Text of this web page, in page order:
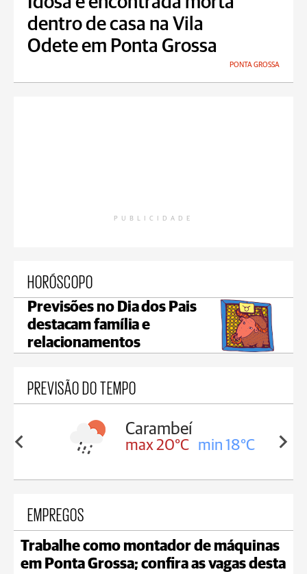
dentro de casa na Vila
Odete em Ponta Grossa
PONTA GROSSA
PUBLICIDADE
HORÓSCOPO
Previsões no Dia dos Pais
destacam família e
relacionamentos
PREVISÃO DO TEMPO
18°C
Carambeí
max 20°C min 18°C
EMPREGOS
Trabalhe como montador de máquinas
em Ponta Grossa; confira as vagas desta